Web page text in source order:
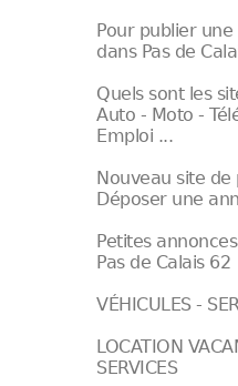
Pour publier
dans Pas de
Quels sont les
Auto - Moto -
Emploi ...
Nouveau site de
Déposer une
Petites
Pas de Calais 62
VÉHICULES -
LOCATION
SERVICES